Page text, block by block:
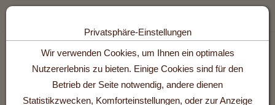
Zum Inhalt springen [AK + 0]
Zum Hauptmenü springen [AK + 1]
Zum Footer-Menü unten (angedockt an Browserrand) springen [AK
Zum Widget-Menü rechts springen [AK + 3]
Zu den Inhalten im Fußbereich springen [AK + 4]
Toggle
Privatsphäre-Einstellungen
Wir verwenden Cookies, um Ihnen ein optimales
Nutzererlebnis zu bieten. Einige Cookies sind für den
Betrieb der Seite notwendig, andere dienen
Statistikzwecken, Komforteinstellungen, oder zur Anzeige